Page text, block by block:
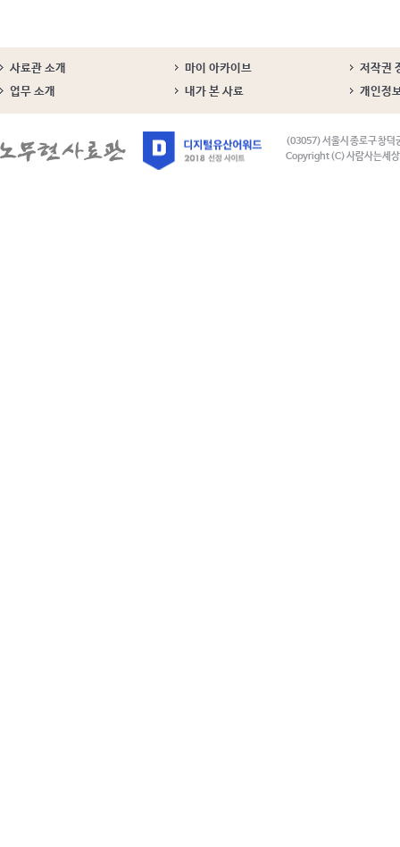
사료관 소개 마이 아카이브
저작권
업무 소개
내가 본 사료 개인정
(03057) 서울시 종로구 창덕
Copyright (C) 사람사는세